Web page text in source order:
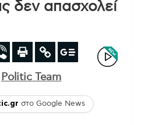
δεν απασχολεί
Politic Team
στο Google News